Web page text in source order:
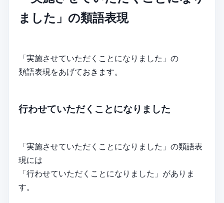
ました」の類語表現
「実施させていただくことになりました」の
類語表現をあげておきます。
行わせていただくことになりました
「実施させていただくことになりました」の類語表
現には
「行わせていただくことになりました」がありま
す。